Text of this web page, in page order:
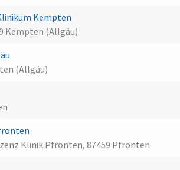
Kempten
Kempten (Allgäu)
(Allgäu)
Klinik Pfronten, 87459 Pfronten